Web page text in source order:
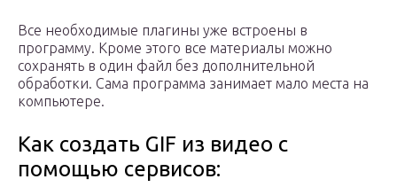
Все необходимые плагины уже встроены в
программу. Кроме этого все материалы можно
сохранять в один файл без дополнительной
обработки. Сама программа занимает мало места на
компьютере.
Как создать GIF из видео с
помощью сервисов: